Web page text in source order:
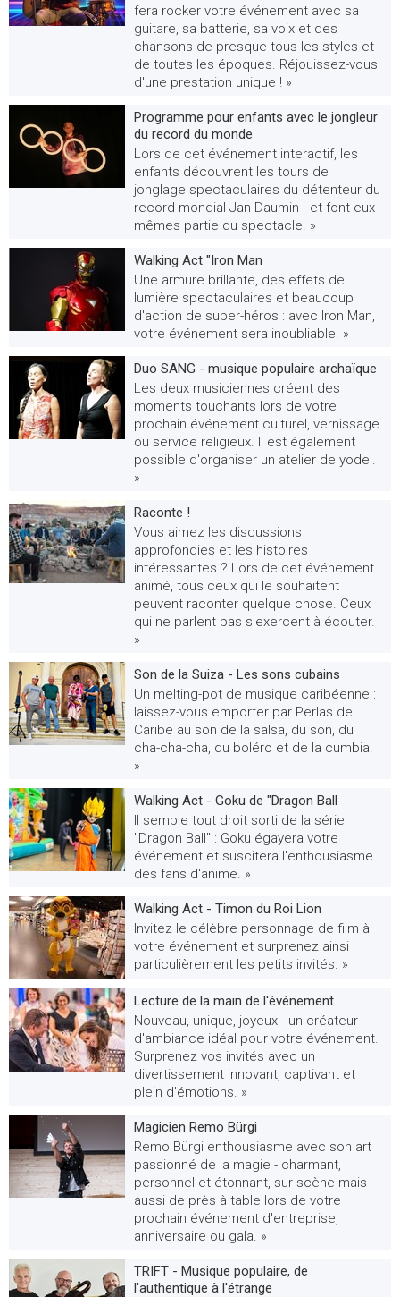
fera rocker votre événement avec sa
guitare, sa batterie, sa voix et des
chansons de presque tous les styles et
de toutes les époques. Réjouissez-vous
d'une prestation unique ! »
Programme pour enfants avec le jongleur
du record du monde
Lors de cet événement interactif, les
enfants découvrent les tours de
jonglage spectaculaires du détenteur du
record mondial Jan Daumin - et font eux-
mêmes partie du spectacle. »
Walking Act "Iron Man
Une armure brillante, des effets de
lumière spectaculaires et beaucoup
d'action de super-héros : avec Iron Man,
votre événement sera inoubliable. »
Duo SANG - musique populaire archaïque
Les deux musiciennes créent des
moments touchants lors de votre
prochain événement culturel, vernissage
ou service religieux. Il est également
possible d'organiser un atelier de yodel.
»
Raconte !
Vous aimez les discussions
approfondies et les histoires
intéressantes ? Lors de cet événement
animé, tous ceux qui le souhaitent
peuvent raconter quelque chose. Ceux
qui ne parlent pas s'exercent à écouter.
»
Son de la Suiza - Les sons cubains
Un melting-pot de musique caribéenne :
laissez-vous emporter par Perlas del
Caribe au son de la salsa, du son, du
cha-cha-cha, du boléro et de la cumbia.
»
Walking Act - Goku de "Dragon Ball
Il semble tout droit sorti de la série
"Dragon Ball" : Goku égayera votre
événement et suscitera l'enthousiasme
des fans d'anime. »
Walking Act - Timon du Roi Lion
Invitez le célèbre personnage de film à
votre événement et surprenez ainsi
particulièrement les petits invités. »
Lecture de la main de l'événement
Nouveau, unique, joyeux - un créateur
d'ambiance idéal pour votre événement.
Surprenez vos invités avec un
divertissement innovant, captivant et
plein d'émotions. »
Magicien Remo Bürgi
Remo Bürgi enthousiasme avec son art
passionné de la magie - charmant,
personnel et étonnant, sur scène mais
aussi de près à table lors de votre
prochain événement d'entreprise,
anniversaire ou gala. »
TRIFT - Musique populaire, de
l'authentique à l'étrange